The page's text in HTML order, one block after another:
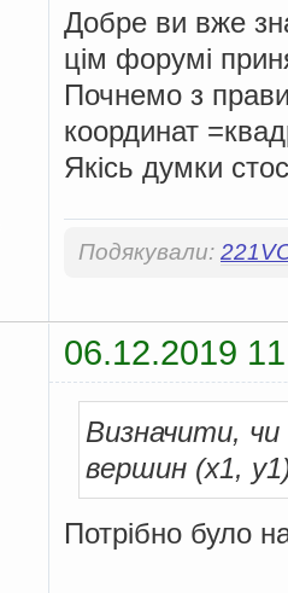
Добре ви вже
цім форумі
Почнемо з
координат
Якісь думки
Подякували:
06.12.2019
Визначити, чи
вершин (x1,
Потрібно було